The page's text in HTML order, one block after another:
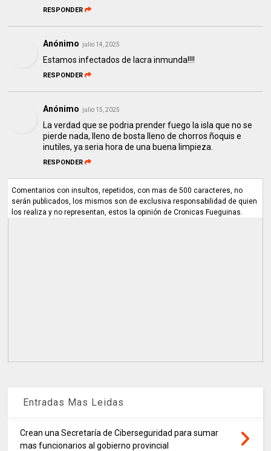
RESPONDER
Anónimo julio 14, 2025
Estamos infectados de lacra inmunda!!!!
RESPONDER
Anónimo julio 15, 2025
La verdad que se podria prender fuego la isla que no se
pierde nada, lleno de bosta lleno de chorros ñoquis e
inutiles, ya seria hora de una buena limpieza.
RESPONDER
Comentarios con insultos, repetidos, con mas de 500 caracteres, no
serán publicados, los mismos son de exclusiva responsabilidad de quien
los realiza y no representan, estos la opinión de Cronicas Fueguinas.
Entradas Mas Leidas
Crean una Secretaría de Ciberseguridad para sumar
mas funcionarios al gobierno provincial